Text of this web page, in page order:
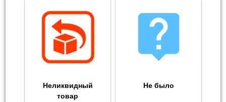
Неликвидный
товар
Не было